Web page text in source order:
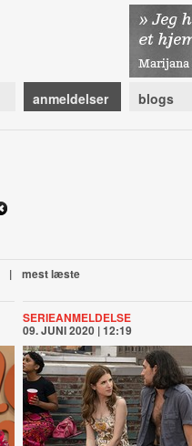
anmeldelser blogs
| mest læste
SERIEANMELDELSE
09. JUNI 2020 | 12:19